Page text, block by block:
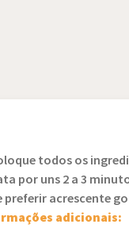
todos os
por uns 2 a 3
preferir acrescente
adicionais: